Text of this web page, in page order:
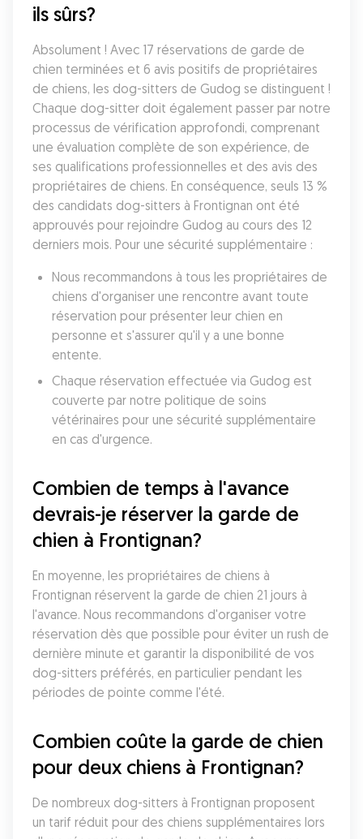
ils sûrs?
Absolument ! Avec 17 réservations de garde de
chien terminées et 6 avis positifs de propriétaires
de chiens, les dog-sitters de Gudog se distinguent !
Chaque dog-sitter doit également passer par notre
processus de vérification approfondi, comprenant
une évaluation complète de son expérience, de
ses qualifications professionnelles et des avis des
propriétaires de chiens. En conséquence, seuls 13 %
des candidats dog-sitters à Frontignan ont été
approuvés pour rejoindre Gudog au cours des 12
derniers mois. Pour une sécurité supplémentaire :
Nous recommandons à tous les propriétaires de
chiens d'organiser une rencontre avant toute
réservation pour présenter leur chien en
personne et s'assurer qu'il y a une bonne
entente.
Chaque réservation effectuée via Gudog est
couverte par notre politique de soins
vétérinaires pour une sécurité supplémentaire
en cas d'urgence.
Combien de temps à l'avance
devrais-je réserver la garde de
chien à Frontignan?
En moyenne, les propriétaires de chiens à
Frontignan réservent la garde de chien 21 jours à
l'avance. Nous recommandons d'organiser votre
réservation dès que possible pour éviter un rush de
dernière minute et garantir la disponibilité de vos
dog-sitters préférés, en particulier pendant les
périodes de pointe comme l'été.
Combien coûte la garde de chien
pour deux chiens à Frontignan?
De nombreux dog-sitters à Frontignan proposent
un tarif réduit pour des chiens supplémentaires lors